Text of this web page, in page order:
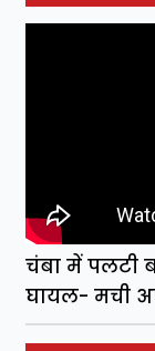
चंबा में पलटी
घायल- मची